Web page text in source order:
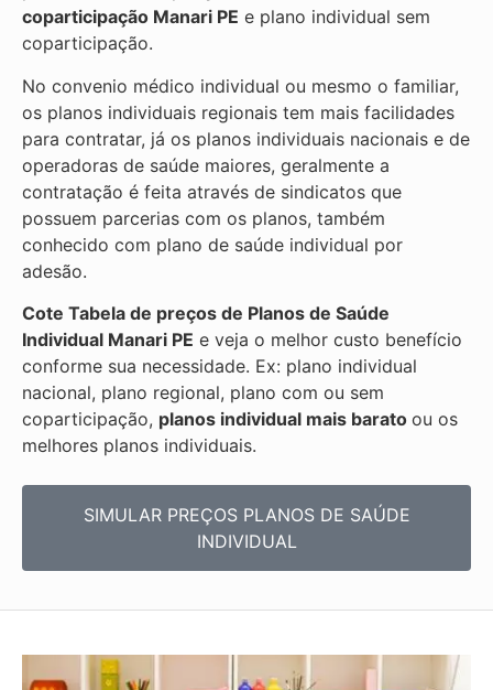
coparticipação Manari PE e plano individual sem
coparticipação.
No convenio médico individual ou mesmo o familiar,
os planos individuais regionais tem mais facilidades
para contratar, já os planos individuais nacionais e de
operadoras de saúde maiores, geralmente a
contratação é feita através de sindicatos que
possuem parcerias com os planos, também
conhecido com plano de saúde individual por
adesão.
Cote Tabela de preços de Planos de Saúde
Individual Manari PE e veja o melhor custo benefício
conforme sua necessidade. Ex: plano individual
nacional, plano regional, plano com ou sem
coparticipação, planos individual mais barato ou os
melhores planos individuais.
SIMULAR PREÇOS PLANOS DE SAÚDE
INDIVIDUAL